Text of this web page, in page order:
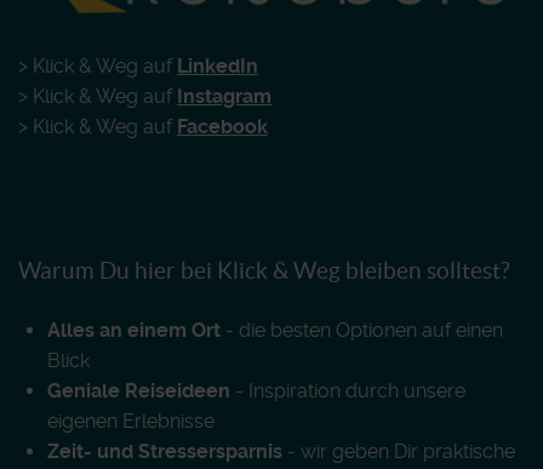
> Klick & Weg auf LinkedIn
> Klick & Weg auf Instagram
> Klick & Weg auf Facebook
Warum Du hier bei Klick & Weg bleiben solltest?
Alles an einem Ort - die besten Optionen auf einen
Blick
Geniale Reiseideen - Inspiration durch unsere
eigenen Erlebnisse
Zeit- und Stressersparnis - wir geben Dir praktische